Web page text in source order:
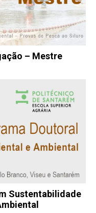
– Mestre
Sustentabilidade